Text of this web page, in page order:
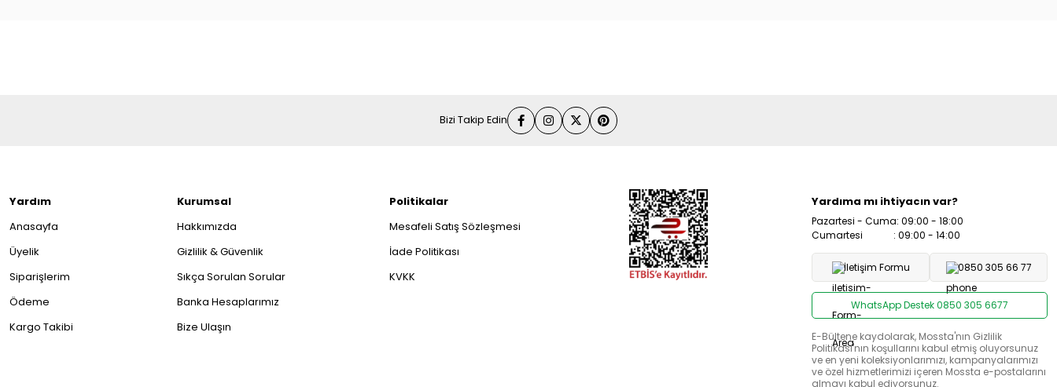
Bizi Takip Edin
Yardım
Anasayfa
Üyelik
Siparişlerim
Ödeme
Kargo Takibi
Kurumsal
Hakkımızda
Gizlilik & Güvenlik
Sıkça Sorulan Sorular
Banka Hesaplarımız
Bize Ulaşın
Politikalar
Mesafeli Satış Sözleşmesi
İade Politikası
KVKK
Yardıma mı ihtiyacın var?
Pazartesi - Cuma: 09:00 - 18:00
Cumartesi : 09:00 - 14:00
İletişim Formu 0850 305 66 77
WhatsApp Destek 0850 305 6677
E-Bültene kaydolarak, Mossta'nın Gizlilik
Politikası'nın koşullarını kabul etmiş oluyorsunuz
ve en yeni koleksiyonlarımızı, kampanyalarımızı
ve özel hizmetlerimizi içeren Mossta e-postalarını
almayı kabul ediyorsunuz.